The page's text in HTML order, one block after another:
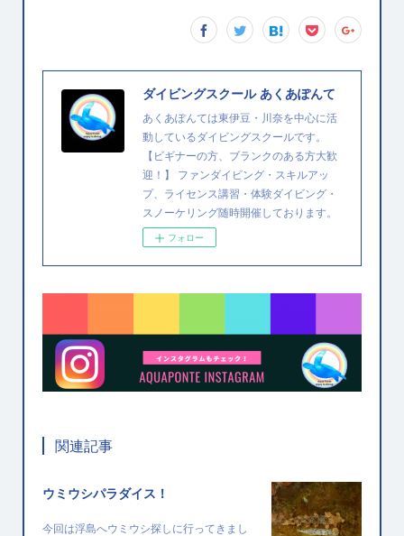
ダイビングスクール あくあぽんて
あくあぽんては東伊豆・川奈を中心に活
動しているダイビングスクールです。
【ビギナーの方、ブランクのある方大歓
迎！】 ファンダイビング・スキルアッ
プ、ライセンス講習・体験ダイビング・
スノーケリング随時開催しております。
フォロー
関連記事
ウミウシパラダイス！
今回は浮島へウミウシ探しに行ってきまし